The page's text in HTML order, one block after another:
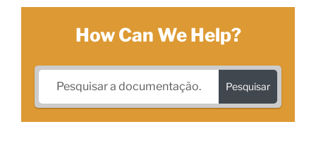
How Can We Help?
Pesquisar